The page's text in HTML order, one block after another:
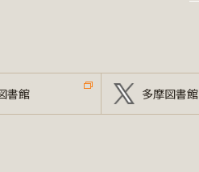
書館 多摩図書館